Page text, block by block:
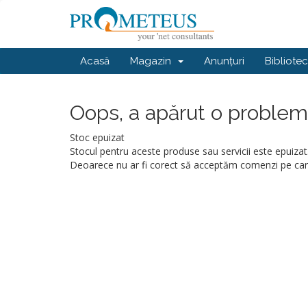
Acasă Magazin Anunțuri
Oops, a apărut o
Stoc epuizat
Stocul pentru aceste produse sau servicii este epuizat.
Deoarece nu ar fi corect să acceptăm comenzi pe